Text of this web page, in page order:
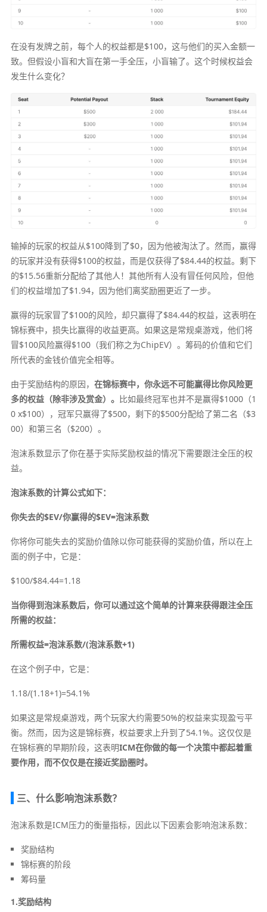
在没有发牌之前，每个人的权益都是$100，这与他们的买入金额一
致。但假设小盲和大盲在第一手全压，小盲输了。这个时候权益会
发生什么变化？
输掉的玩家的权益从$100降到了$0，因为他被淘汰了。然而，赢得
的玩家并没有获得$100的权益，而是仅获得了$84.44的权益。剩下
的$15.56重新分配给了其他人！其他所有人没有冒任何风险，但他
们的权益增加了$1.94，因为他们离奖励圈更近了一步。
赢得的玩家冒了$100的风险，却只赢得了$84.44的权益，这表明在
锦标赛中，损失比赢得的收益更高。如果这是常规桌游戏，他们将
冒$100风险赢得$100（我们称之为ChipEV）。筹码的价值和它们
所代表的金钱价值完全相等。
由于奖励结构的原因， 在锦标赛中，你永远不可能赢得比你风险更
多的权益（除非涉及赏金）。 比如最终冠军也并不是赢得$1000（1
0 x$100），冠军只赢得了$500，剩下的$500分配给了第二名（$3
00）和第三名（$200）。
泡沫系数显示了你在基于实际奖励权益的情况下需要跟注全压的权
益。
泡沫系数的计算公式如下：
你失去的$EV/你赢得的$EV=泡沫系数
你将你可能失去的奖励价值除以你可能获得的奖励价值，所以在上
面的例子中，它是：
$100/$84.44=1.18
当你得到泡沫系数后，你可以通过这个简单的计算来获得跟注全压
所需的权益：
所需权益=泡沫系数/(泡沫系数+1)
在这个例子中，它是：
1.18/(1.18+1)=54.1%
如果这是常规桌游戏，两个玩家大约需要50%的权益来实现盈亏平
衡。然而，因为这是锦标赛，权益要求上升到了54.1%。这仅仅是
在锦标赛的早期阶段，这表明ICM在你做的每一个决策中都起着重
要作用，而不仅仅是在接近奖励圈时。
三、什么影响泡沫系数？
泡沫系数是ICM压力的衡量指标，因此以下因素会影响泡沫系数：
奖励结构
锦标赛的阶段
筹码量
1.奖励结构